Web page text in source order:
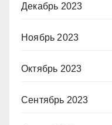
Декабрь 2023
Ноябрь 2023
Октябрь 2023
Сентябрь 2023